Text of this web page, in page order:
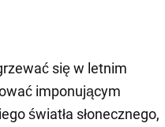
się w letnim
imponującym
światła słonecznego,